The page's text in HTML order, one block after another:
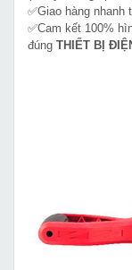
✅Giao hàng nhanh
✅Cam kết 100%
đúng THIẾT BỊ